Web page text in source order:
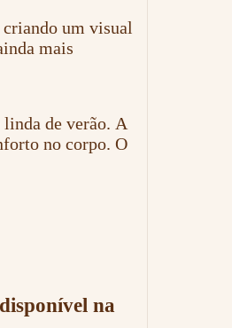
um visual
mais
de verão. A
no corpo. O
na